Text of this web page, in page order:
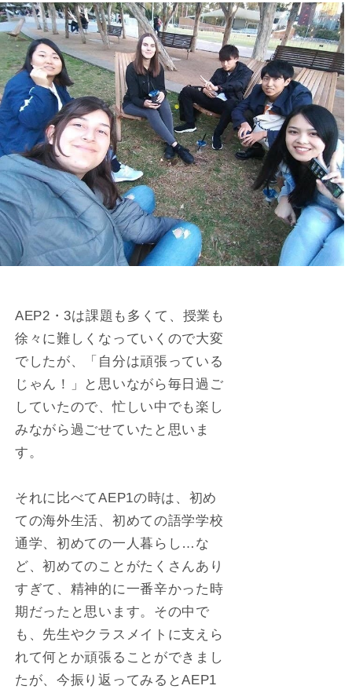
AEP2・3は課題も多くて、授業も
徐々に難しくなっていくので大変
でしたが、「自分は頑張っている
じゃん！」と思いながら毎日過ご
していたので、忙しい中でも楽し
みながら過ごせていたと思いま
す。
それに比べてAEP1の時は、初め
ての海外生活、初めての語学学校
通学、初めての一人暮らし…な
ど、初めてのことがたくさんあり
すぎて、精神的に一番辛かった時
期だったと思います。その中で
も、先生やクラスメイトに支えら
れて何とか頑張ることができまし
たが、今振り返ってみるとAEP1